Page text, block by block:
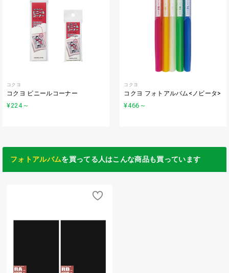
コクヨ
コクヨ ビニールコーナー
¥224～
コクヨ
コクヨ フォトアルバム<ノビータ>
¥466 ～
フォトアルバムを買ってる人はこんな商品も買っています